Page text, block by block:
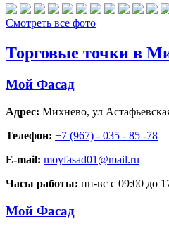
Смотреть все фото
Торговые точки в
Мой Фасад
Адрес: Михнево, ул
Телефон: +7 (967) - 035 - 85 -78
E-mail: moyfasad01@mail.ru
Часы работы: пн-вс с 09:00 до
Мой Фасад